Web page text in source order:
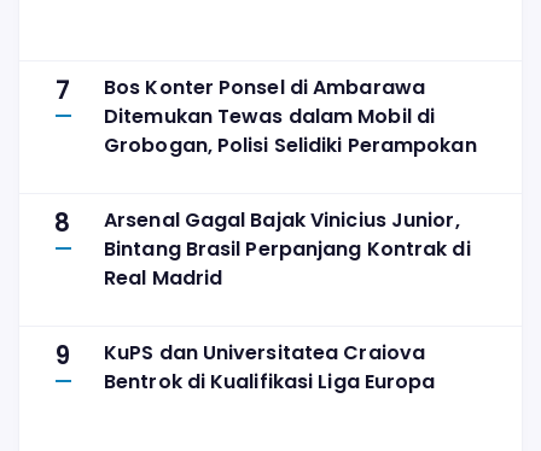
7
Bos Konter Ponsel di Ambarawa
Ditemukan Tewas dalam Mobil di
Grobogan, Polisi Selidiki Perampokan
8
Arsenal Gagal Bajak Vinicius Junior,
Bintang Brasil Perpanjang Kontrak di
Real Madrid
9
KuPS dan Universitatea Craiova
Bentrok di Kualifikasi Liga Europa